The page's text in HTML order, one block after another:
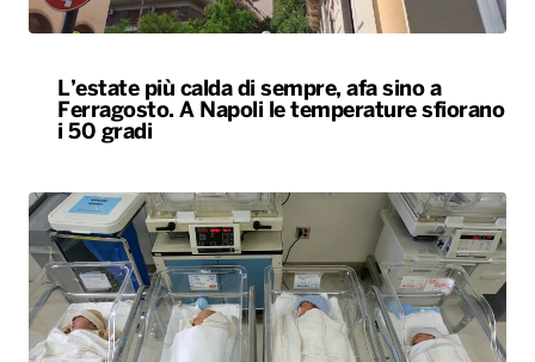
L’estate più calda di sempre, afa sino a
Ferragosto. A Napoli le temperature sfiorano
i 50 gradi